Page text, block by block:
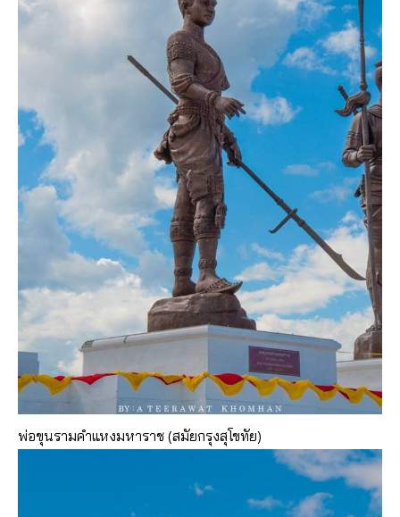
พ่อขุนรามคำแหงมหาราช (สมัยกรุงสุโขทัย)